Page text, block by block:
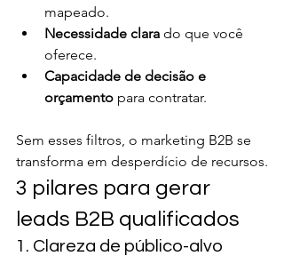
mapeado.
Necessidade clara do que você
oferece.
Capacidade de decisão e
orçamento para contratar.
Sem esses filtros, o marketing B2B se
transforma em desperdício de recursos.
3 pilares para gerar
leads B2B qualificados
1. Clareza de público-alvo